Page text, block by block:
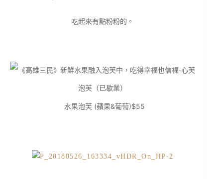
吃起來有點粉粉的。
水果泡芙 (蘋果&葡萄)$55